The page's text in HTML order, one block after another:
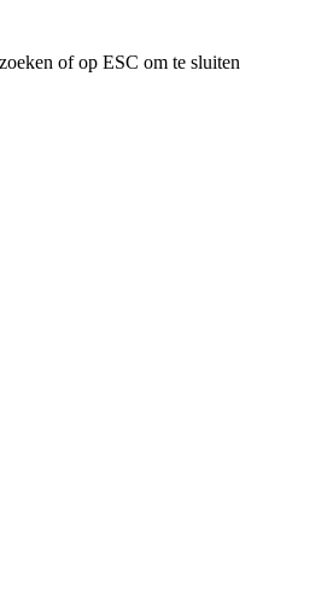
of op ESC om te sluiten